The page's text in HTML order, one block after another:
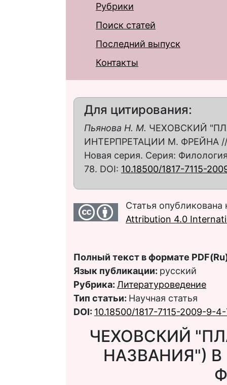
Рубрики
Поиск статей
Последний выпуск
Контакты
Для цитирования:
Пьянова Н. М. ЧЕХОВСКИЙ
ИНТЕРПРЕТАЦИИ М. ФРЕЙНА //
Новая серия. Серия:
78. DOI: 10.18500/1817-7115-
Статья
Attribution 4.0
Полный текст в формате
Язык публикации: русский
Рубрика: Литературоведение
Тип статьи: Научная статья
DOI: 10.18500/1817-7115-2009-9-
ЧЕХОВСКИЙ
НАЗВАНИЯ")